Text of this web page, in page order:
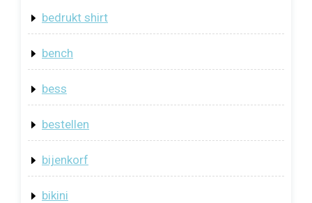
bedrukt shirt
bench
bess
bestellen
bijenkorf
bikini